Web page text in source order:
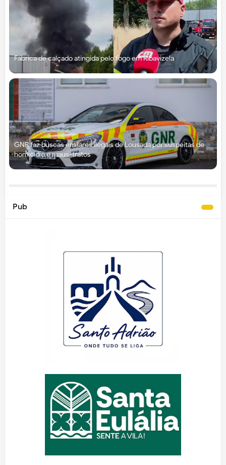
Fábrica de calçado atingida pelo fogo em Ribavizela
GNR faz buscas em lares ilegais de Lousada por suspeitas de
homicídio e maus-tratos
Pub